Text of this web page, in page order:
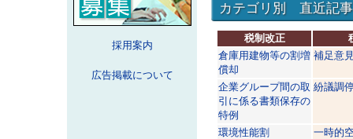
採用案内
広告掲載について
カテゴリ別 直近記
税制改正
倉庫用建物等の割増
償却
補足意
企業グループ間の取
引に係る書類保存の
特例
紛議調
環境性能割 一時的